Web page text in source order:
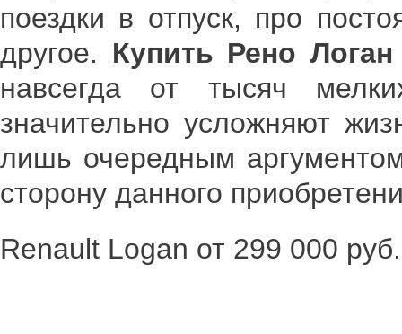
поездки в отпуск, про
другое. Купить Рено
навсегда от тысяч
значительно усложняют
лишь очередным
сторону данного
Renault Logan от 299 000 руб.